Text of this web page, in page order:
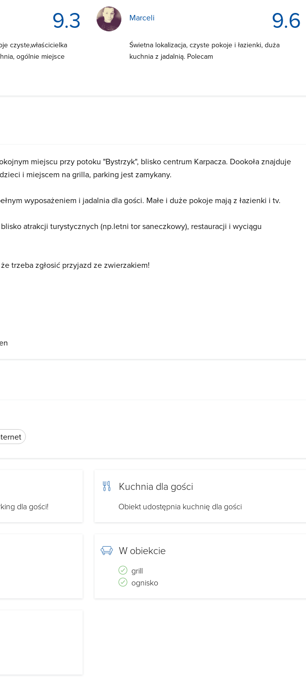
9.3
czyste,właścicielka
ogólnie miejsce
9.6
Marceli
Świetna lokalizacja, czyste pokoje i łazienki, duża
kuchnia z jadalnią. Polecam
miejscu przy potoku "Bystrzyk", blisko centrum Karpacza. Dookoła znajduje
i miejscem na grilla, parking jest zamykany.
wyposażeniem i jadalnia dla gości. Małe i duże pokoje mają z łazienki i tv.
atrakcji turystycznych (np.letni tor saneczkowy), restauracji i wyciągu
trzeba zgłosić przyjazd ze zwierzakiem!
dla gości!
Kuchnia dla gości
Obiekt udostępnia kuchnię dla gości
W obiekcie
grill
ognisko